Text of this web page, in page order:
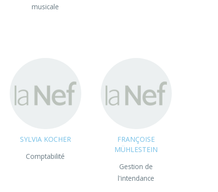
musicale
SYLVIA KOCHER
Comptabilité
FRANÇOISE
MÜHLESTEIN
Gestion de
l'intendance